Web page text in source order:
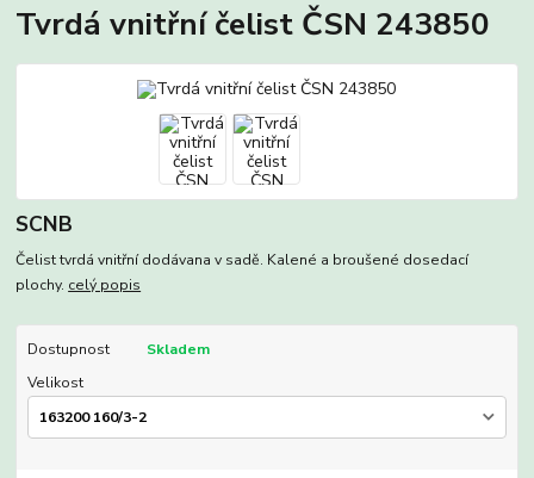
Tvrdá vnitřní čelist ČSN 243850
SCNB
Čelist tvrdá vnitřní dodávana v sadě. Kalené a broušené dosedací
plochy. celý popis
Dostupnost
Skladem
Velikost